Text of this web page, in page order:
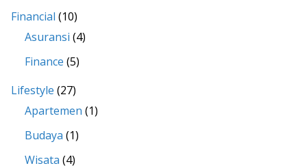
Financial (10)
Asuransi (4)
Finance (5)
Lifestyle (27)
Apartemen (1)
Budaya (1)
Wisata (4)